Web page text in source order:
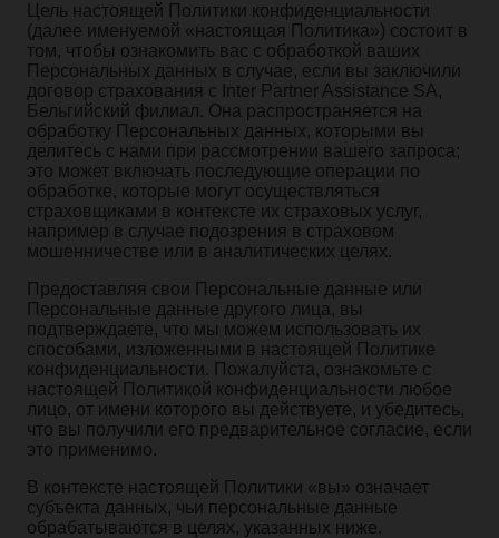
Цель настоящей Политики конфиденциальности
(далее именуемой «настоящая Политика») состоит в
том, чтобы ознакомить вас с обработкой ваших
Персональных данных в случае, если вы заключили
договор страхования с Inter Partner Assistance SA,
Бельгийский филиал. Она распространяется на
обработку Персональных данных, которыми вы
делитесь с нами при рассмотрении вашего запроса;
это может включать последующие операции по
обработке, которые могут осуществляться
страховщиками в контексте их страховых услуг,
например в случае подозрения в страховом
мошенничестве или в аналитических целях.
Предоставляя свои Персональные данные или
Персональные данные другого лица, вы
подтверждаете, что мы можем использовать их
способами, изложенными в настоящей Политике
конфиденциальности. Пожалуйста, ознакомьте с
настоящей Политикой конфиденциальности любое
лицо, от имени которого вы действуете, и убедитесь,
что вы получили его предварительное согласие, если
это применимо.
В контексте настоящей Политики «вы» означает
субъекта данных, чьи персональные данные
обрабатываются в целях, указанных ниже.